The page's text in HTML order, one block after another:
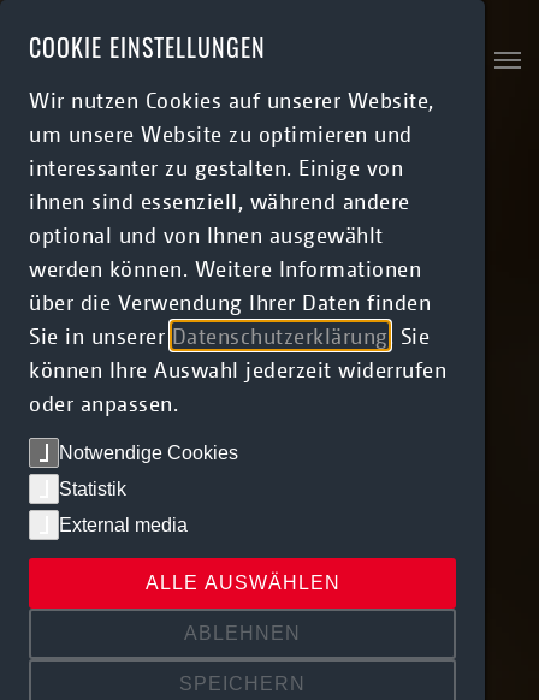
COOKIE EINSTELLUNGEN
Wir nutzen Cookies auf unserer Website,
um unsere Website zu optimieren und
interessanter zu gestalten. Einige von
ihnen sind essenziell, während andere
optional und von Ihnen ausgewählt
werden können. Weitere Informationen
über die Verwendung Ihrer Daten finden
Sie in unserer Datenschutzerklärung . Sie
können Ihre Auswahl jederzeit widerrufen
oder anpassen.
Notwendige Cookies
Statistik
External media
ALLE AUSWÄHLEN
ABLEHNEN
SPEICHERN